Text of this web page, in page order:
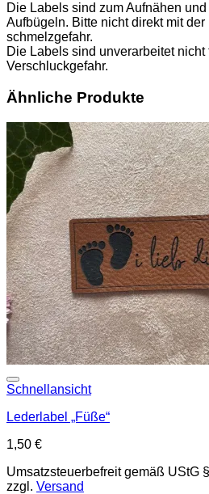
Die Labels sind zum Aufnähen
Aufbügeln. Bitte nicht direkt mit
schmelzgefahr.
Die Labels sind unverarbeitet
Verschluckgefahr.
Ähnliche Produkte
Schnellansicht
Lederlabel „Füße“
1,50 €
Umsatzsteuerbefreit gemäß UStG
zzgl. Versand